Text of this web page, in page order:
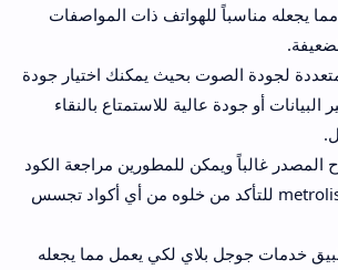
يجعله مناسباً للهواتف ذات المواصفات
لجودة الصوت بحيث يمكنك اختيار جودة
أو جودة عالية للاستمتاع بالنقاء
المصدر غالباً ويمكن للمطورين مراجعة الكود
عبر metrolist github للتأكد من خلوه من أي أكواد تجسس
خدمات جوجل بلاي لكي يعمل مما يجعله